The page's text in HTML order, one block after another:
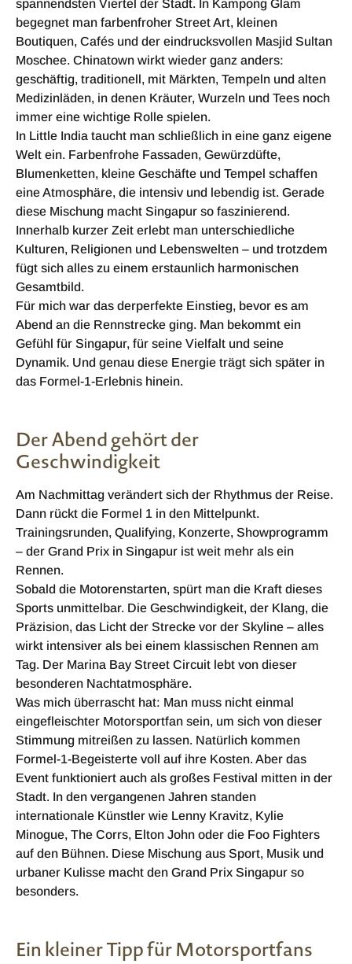
spannendsten Viertel der Stadt. In Kampong Glam
begegnet man farbenfroher Street Art, kleinen
Boutiquen, Cafés und der eindrucksvollen Masjid Sultan
Moschee. Chinatown wirkt wieder ganz anders:
geschäftig, traditionell, mit Märkten, Tempeln und alten
Medizinläden, in denen Kräuter, Wurzeln und Tees noch
immer eine wichtige Rolle spielen.
In Little India taucht man schließlich in eine ganz eigene
Welt ein. Farbenfrohe Fassaden, Gewürzdüfte,
Blumenketten, kleine Geschäfte und Tempel schaffen
eine Atmosphäre, die intensiv und lebendig ist. Gerade
diese Mischung macht Singapur so faszinierend.
Innerhalb kurzer Zeit erlebt man unterschiedliche
Kulturen, Religionen und Lebenswelten – und trotzdem
fügt sich alles zu einem erstaunlich harmonischen
Gesamtbild.
Für mich war das derperfekte Einstieg, bevor es am
Abend an die Rennstrecke ging. Man bekommt ein
Gefühl für Singapur, für seine Vielfalt und seine
Dynamik. Und genau diese Energie trägt sich später in
das Formel-1-Erlebnis hinein.
Der Abend gehört der
Geschwindigkeit
Am Nachmittag verändert sich der Rhythmus der Reise.
Dann rückt die Formel 1 in den Mittelpunkt.
Trainingsrunden, Qualifying, Konzerte, Showprogramm
– der Grand Prix in Singapur ist weit mehr als ein
Rennen.
Sobald die Motorenstarten, spürt man die Kraft dieses
Sports unmittelbar. Die Geschwindigkeit, der Klang, die
Präzision, das Licht der Strecke vor der Skyline – alles
wirkt intensiver als bei einem klassischen Rennen am
Tag. Der Marina Bay Street Circuit lebt von dieser
besonderen Nachtatmosphäre.
Was mich überrascht hat: Man muss nicht einmal
eingefleischter Motorsportfan sein, um sich von dieser
Stimmung mitreißen zu lassen. Natürlich kommen
Formel-1-Begeisterte voll auf ihre Kosten. Aber das
Event funktioniert auch als großes Festival mitten in der
Stadt. In den vergangenen Jahren standen
internationale Künstler wie Lenny Kravitz, Kylie
Minogue, The Corrs, Elton John oder die Foo Fighters
auf den Bühnen. Diese Mischung aus Sport, Musik und
urbaner Kulisse macht den Grand Prix Singapur so
besonders.
Ein kleiner Tipp für Motorsportfans